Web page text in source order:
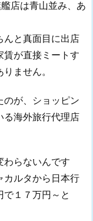
店は青山並み、あ
んと真面目に出店
賃が直接ミートす
ません。
のが、ショッピン
る海外旅行代理店
わらないんです
カルタから日本行
で１７万円～と